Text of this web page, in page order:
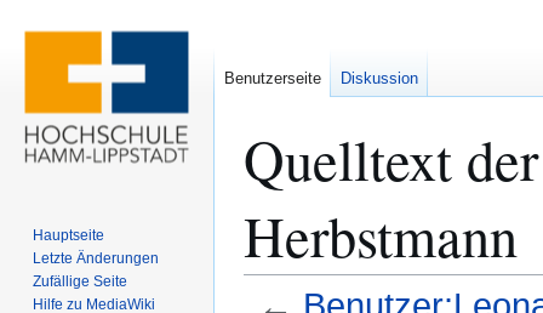
Quelltext
Herbstmann
Benutzerseite Diskussion
Hauptseite
Letzte Änderungen
Zufällige Seite
Hilfe zu MediaWiki